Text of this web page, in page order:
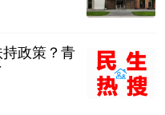
。
必将成为一张具
市人文商业新名片。
政策？青